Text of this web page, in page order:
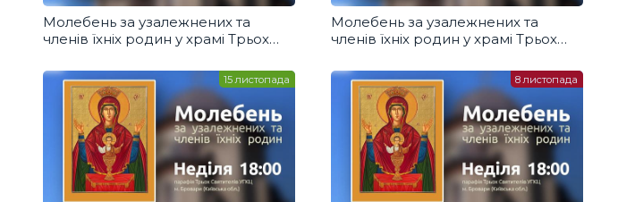
Молебень за узалежнених та
членів їхніх родин у храмі Трьох
06.12.2020
Молебень за узалежнених та
членів їхніх родин у храмі Трьох
29.11.2020
15 листопада 8 листопада